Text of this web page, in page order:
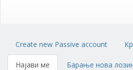
Primary
tabs
Create new Passive account
Најави ме (activeБарање нова